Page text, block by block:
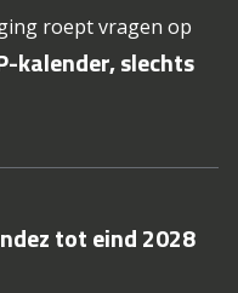
roept vragen op
kalender, slechts
tot eind 2028